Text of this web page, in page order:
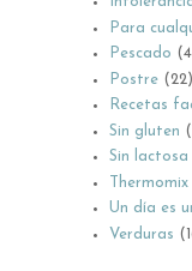
Para
Pescado
Postre (22)
Recetas
Sin gluten
Sin lactosa
Thermomix
Un día es
Verduras